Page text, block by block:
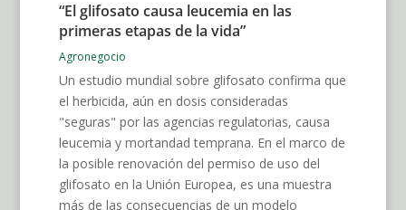
“El glifosato causa leucemia en las
primeras etapas de la vida”
Agronegocio
Un estudio mundial sobre glifosato confirma que
el herbicida, aún en dosis consideradas
"seguras" por las agencias regulatorias, causa
leucemia y mortandad temprana. En el marco de
la posible renovación del permiso de uso del
glifosato en la Unión Europea, es una muestra
más de las consecuencias de un modelo